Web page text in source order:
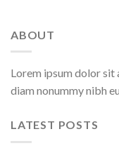
ABOUT
Lorem ipsum dolor sit
diam nonummy nibh
LATEST POSTS